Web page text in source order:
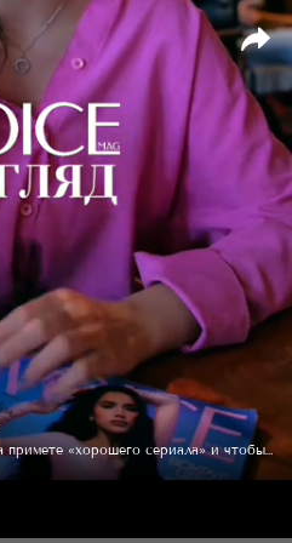
Поймала себя на мысли, что нет на примете «хорошего сериала» и чтобы затянул не на один вечер? Мы к тебе с подборкой из 6 новинок самых разных жанров, стилистик! Смотри выпуск и найди для себя тот самый!